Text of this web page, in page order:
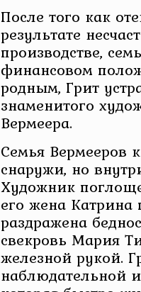
После того как
результате
производстве,
финансовом
родным, Грит
знаменитого
Вермеера.
Семья Вермееров
снаружи, но
Художник
его жена Катрина
раздражена
свекровь Мария
железной рукой.
наблюдательной